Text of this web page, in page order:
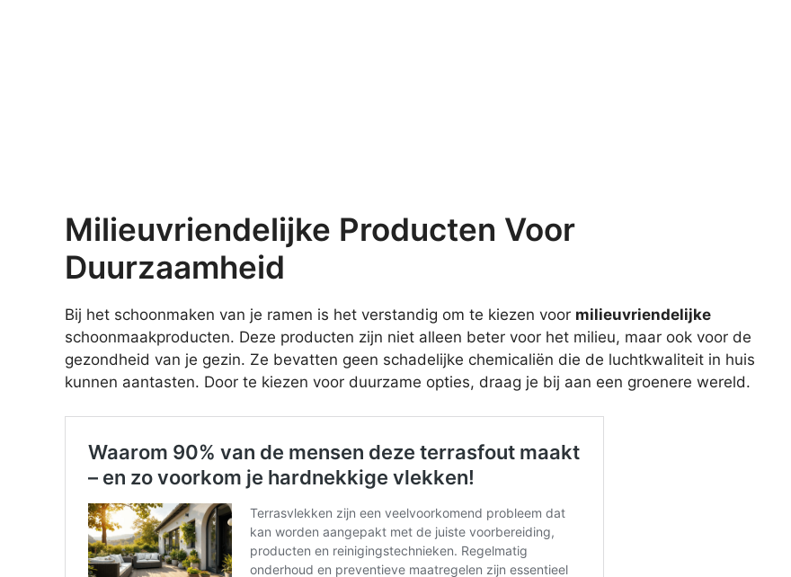
Milieuvriendelijke Producten Voor
Duurzaamheid
Bij het schoonmaken van je ramen is het verstandig om te kiezen voor milieuvriendelijke
schoonmaakproducten. Deze producten zijn niet alleen beter voor het milieu, maar ook voor de
gezondheid van je gezin. Ze bevatten geen schadelijke chemicaliën die de luchtkwaliteit in huis
kunnen aantasten. Door te kiezen voor duurzame opties, draag je bij aan een groenere wereld.